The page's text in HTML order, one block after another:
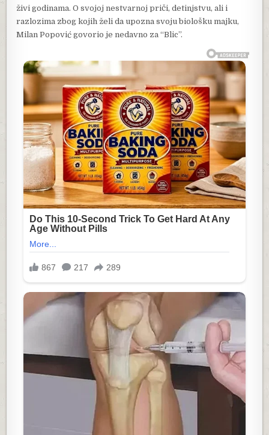
živi godinama. O svojoj nestvarnoj priči, detinjstvu, ali i
razlozima zbog kojih želi da upozna svoju biološku majku,
Milan Popović govorio je nedavno za “Blic”.